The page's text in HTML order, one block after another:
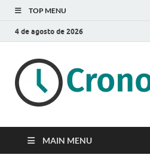
TOP MENU
4 de agosto de 2026
MAIN MENU